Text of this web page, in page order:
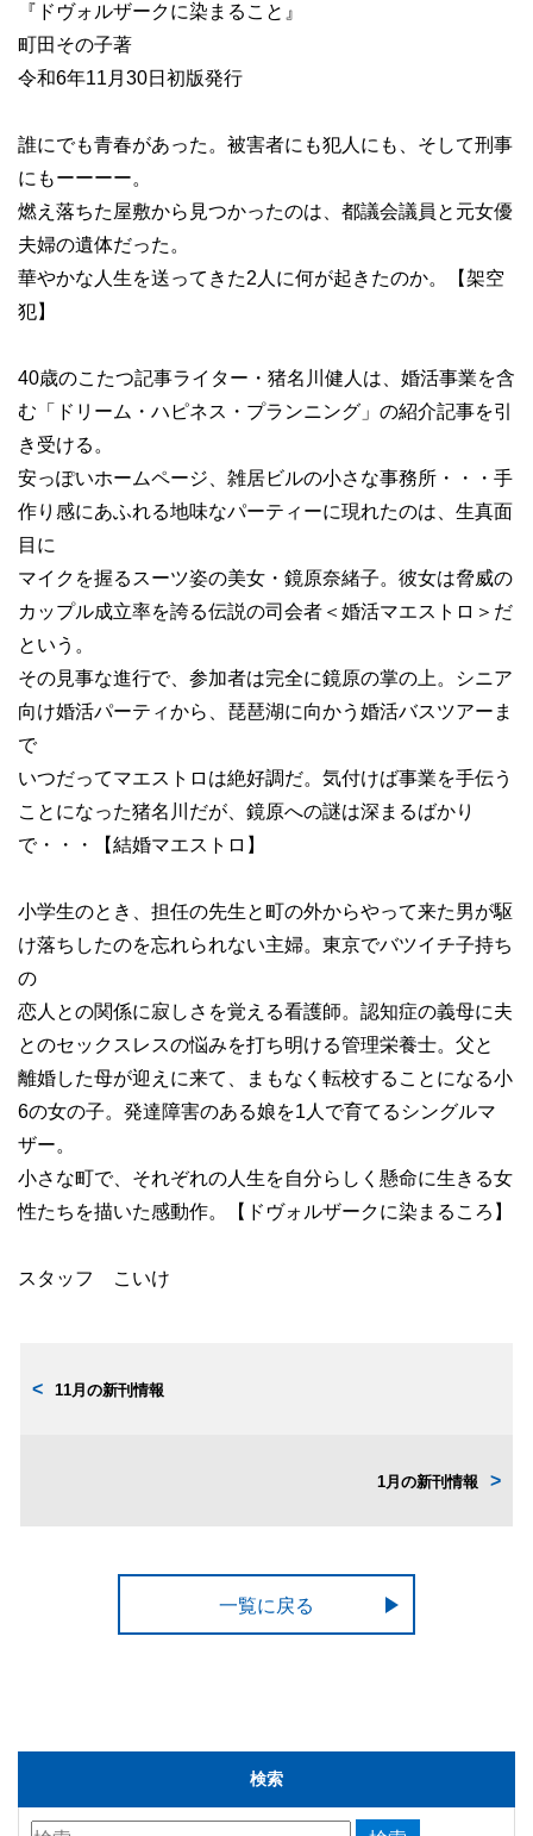
『ドヴォルザークに染まること』
町田その子著
令和6年11月30日初版発行
誰にでも青春があった。被害者にも犯人にも、そして刑事
にもーーーー。
燃え落ちた屋敷から見つかったのは、都議会議員と元女優
夫婦の遺体だった。
華やかな人生を送ってきた2人に何が起きたのか。【架空
犯】
40歳のこたつ記事ライター・猪名川健人は、婚活事業を含
む「ドリーム・ハピネス・プランニング」の紹介記事を引
き受ける。
安っぽいホームページ、雑居ビルの小さな事務所・・・手
作り感にあふれる地味なパーティーに現れたのは、生真面
目に
マイクを握るスーツ姿の美女・鏡原奈緒子。彼女は脅威の
カップル成立率を誇る伝説の司会者＜婚活マエストロ＞だ
という。
その見事な進行で、参加者は完全に鏡原の掌の上。シニア
向け婚活パーティから、琵琶湖に向かう婚活バスツアーま
で
いつだってマエストロは絶好調だ。気付けば事業を手伝う
ことになった猪名川だが、鏡原への謎は深まるばかり
で・・・【結婚マエストロ】
小学生のとき、担任の先生と町の外からやって来た男が駆
け落ちしたのを忘れられない主婦。東京でバツイチ子持ち
の
恋人との関係に寂しさを覚える看護師。認知症の義母に夫
とのセックスレスの悩みを打ち明ける管理栄養士。父と
離婚した母が迎えに来て、まもなく転校することになる小
6の女の子。発達障害のある娘を1人で育てるシングルマ
ザー。
小さな町で、それぞれの人生を自分らしく懸命に生きる女
性たちを描いた感動作。【ドヴォルザークに染まるころ】
スタッフ こいけ
11月の新刊情報
1月の新刊情報
一覧に戻る
検索